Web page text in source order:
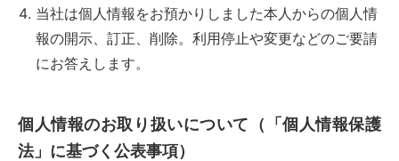
当社は個人情報をお預かりしました本人からの個人情
報の開示、訂正、削除。利用停止や変更などのご要請
にお答えします。
個人情報のお取り扱いについて（「個人情報保護
法」に基づく公表事項）